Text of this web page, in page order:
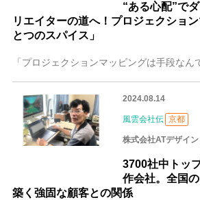
“ある心配”で
リエイターの道へ！プロジェクショ
とつのスパイス」
2024.08.14
風雲会社伝 京都
株式会社ATデザイ
3700社中トッ
作会社。全国
築く強固な顧客との関係